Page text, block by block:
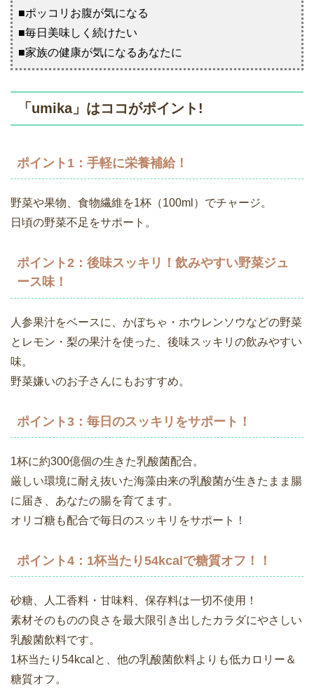
■ポッコリお腹が気になる
■毎日美味しく続けたい
■家族の健康が気になるあなたに
「umika」はココがポイント!
ポイント1：手軽に栄養補給！
野菜や果物、食物繊維を1杯（100ml）でチャージ。
日頃の野菜不足をサポート。
ポイント2：後味スッキリ！飲みやすい野菜ジュ
ース味！
人参果汁をベースに、かぼちゃ・ホウレンソウなどの野菜
とレモン・梨の果汁を使った、後味スッキリの飲みやすい
味。
野菜嫌いのお子さんにもおすすめ。
ポイント3：毎日のスッキリをサポート！
1杯に約300億個の生きた乳酸菌配合。
厳しい環境に耐え抜いた海藻由来の乳酸菌が生きたまま腸
に届き、あなたの腸を育てます。
オリゴ糖も配合で毎日のスッキリをサポート！
ポイント4：1杯当たり54kcalで糖質オフ！！
砂糖、人工香料・甘味料、保存料は一切不使用！
素材そのものの良さを最大限引き出したカラダにやさしい
乳酸菌飲料です。
1杯当たり54kcalと、他の乳酸菌飲料よりも低カロリー＆
糖質オフ。